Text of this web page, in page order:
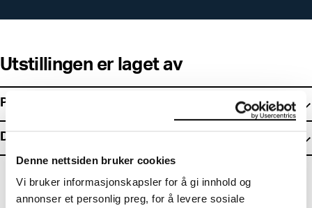
Denne nettsiden bruker cookies
Vi bruker informasjonskapsler for å gi innhold og
annonser et personlig preg, for å levere sosiale
Utstillingen er laget av
Prosjektgruppe
Design & arkitektur